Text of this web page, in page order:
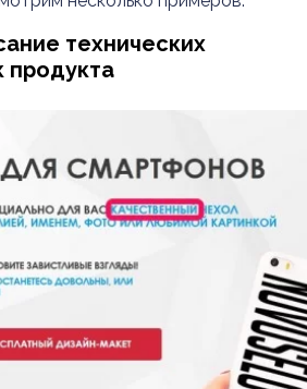
технических
продукта